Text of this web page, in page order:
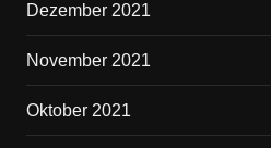
Dezember 2021
November 2021
Oktober 2021